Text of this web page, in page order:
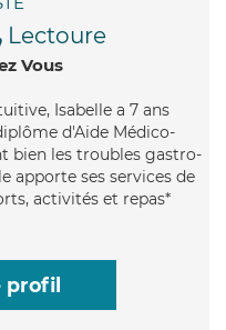
Lectoure
Vous
Isabelle a 7 ans
d'Aide Médico-
bien les troubles gastro-
apporte ses services de
activités et repas*
profil